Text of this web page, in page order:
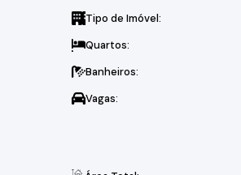
Tipo de Imóvel:
Quartos:
Banheiros:
Vagas: